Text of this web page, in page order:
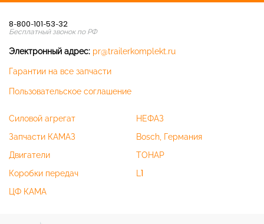
8-800-101-53-32
Бесплатный звонок по РФ
Электронный адрес: pr@trailerkomplekt.ru
Гарантии на все запчасти
Пользовательское соглашение
Силовой агрегат
Запчасти КАМАЗ
Двигатели
Коробки передач
ЦФ КАМА
НЕФАЗ
Bosch, Германия
ТОНАР
L1